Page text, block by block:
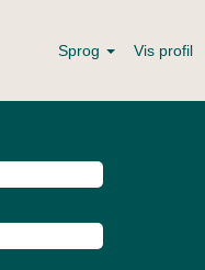
Sprog Vis profil